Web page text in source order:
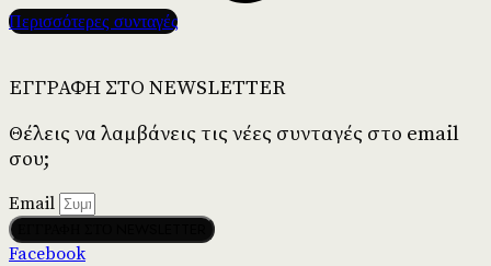
Περισσότερες συνταγές
ΕΓΓΡΑΦΗ ΣΤΟ NEWSLETTER
Θέλεις να λαμβάνεις τις νέες συνταγές στο email
σου;
Email
Facebook